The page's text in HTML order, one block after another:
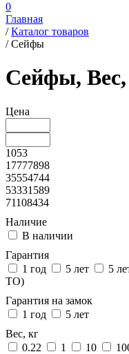
0
Главная
/ Каталог товаров
/ Сейфы
Сейфы,
Цена
1053
17777898
35554744
53331589
71108434
Наличие
В наличии
Гарантия
1 год
5 лет
5
ТО)
Гарантия на замок
1 год
5 лет
Вес, кг
0.22
1 10